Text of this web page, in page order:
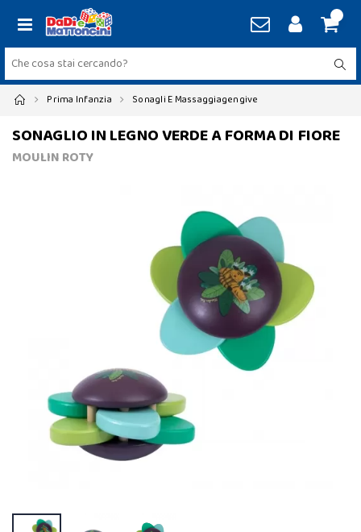
Prima Infanzia Sonagli E Massaggiagengive
SONAGLIO IN LEGNO VERDE A FORMA DI FIORE
MOULIN ROTY